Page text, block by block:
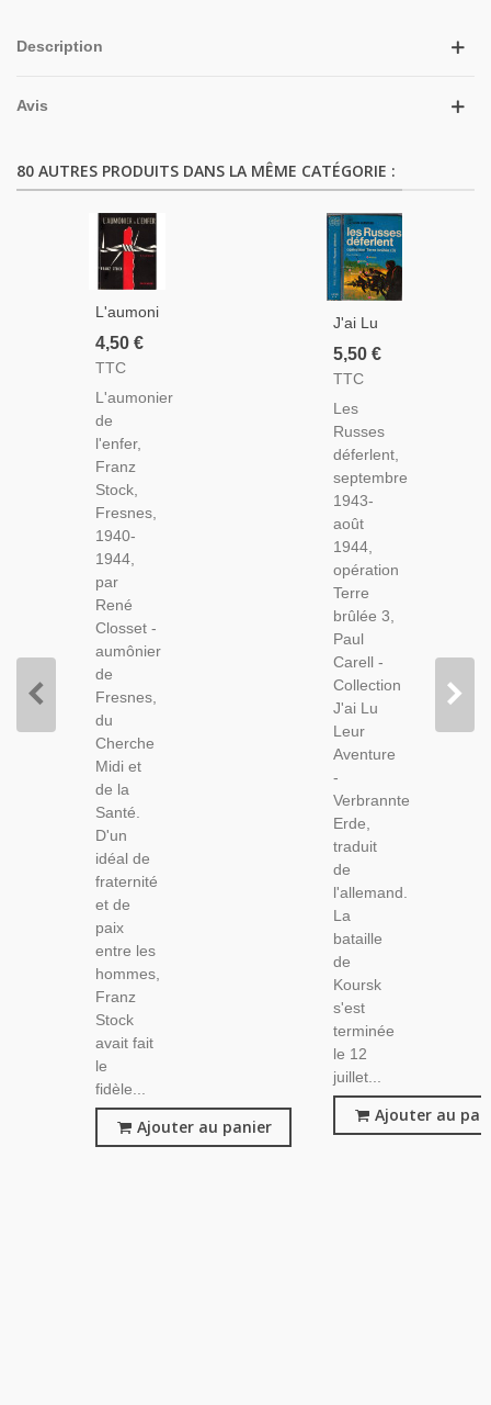
Description
Avis
80 AUTRES PRODUITS DANS LA MÊME CATÉGORIE :
L'aumonier
De
L'enfer
Stock,
René
Closset,
1964 -
2e
Guerre
Mondiale,
Prisonniers
4,50 €
TTC
L'aumonier
de
l'enfer,
Franz
Stock,
Fresnes,
1940-
1944,
par
René
Closset -
aumônier
de
Fresnes,
du
Cherche
Midi et
de la
Santé.
D'un
idéal de
fraternité
et de
paix
entre les
hommes,
Franz
Stock
avait fait
le
fidèle...
Ajouter au panier
J'ai Lu
Leur
Aventure,
Russes
Déferlent,
Opération
Terre
Brûlée 3,
Paul
Carell,
1970 -,
2e
Guerre,
Front
Russe,
5,50 €
TTC
Les
Russes
déferlent,
septembre
1943-
août
1944,
opération
Terre
brûlée 3,
Paul
Carell -
Collection
J'ai Lu
Leur
Aventure
-
Verbrannte
Erde,
traduit
de
l'allemand.
La
bataille
de
Koursk
s'est
terminée
le 12
juillet...
Ajouter au